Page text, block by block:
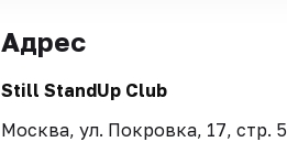
Адрес
Still StandUp Club
Москва, ул. Покровка, 17, стр. 5